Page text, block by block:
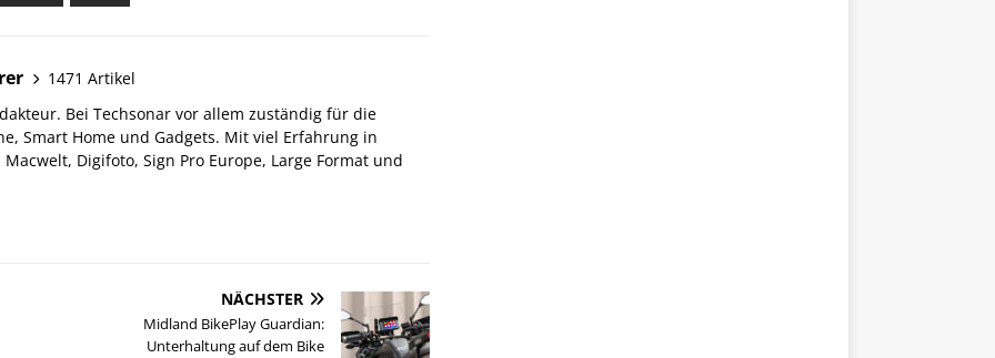
1471 Artikel
Bei Techsonar vor allem zuständig für die
Smart Home und Gadgets. Mit viel Erfahrung in
Macwelt, Digifoto, Sign Pro Europe, Large Format und
NÄCHSTER
Midland BikePlay Guardian:
Unterhaltung auf dem Bike